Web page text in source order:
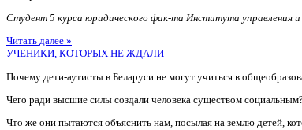
Студент 5 курса юридического фак-та Института управления
Читать далее »
УЧЕНИКИ, КОТОРЫХ НЕ ЖДАЛИ
Почему дети-аутисты в Беларуси не могут учиться в
Чего ради высшие силы создали человека существом
Что же они пытаются объяснить нам, посылая на землю детей,